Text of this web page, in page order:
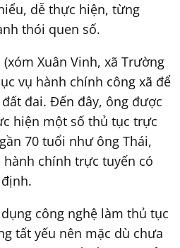
dễ thực hiện, từng
thói quen số.
Xuân Vinh, xã Trường
vụ hành chính công xã để
đai. Đến đây, ông được
hiện một số thủ tục trực
70 tuổi như ông Thái,
chính trực tuyến có
công nghệ làm thủ tục
tất yếu nên mặc dù chưa